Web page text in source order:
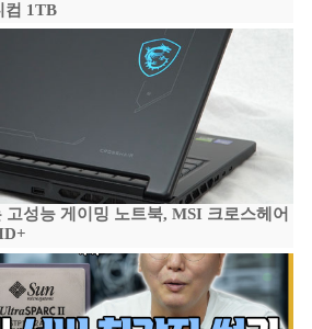
컴 1TB
성능 게이밍 노트북, MSI 크로스헤어